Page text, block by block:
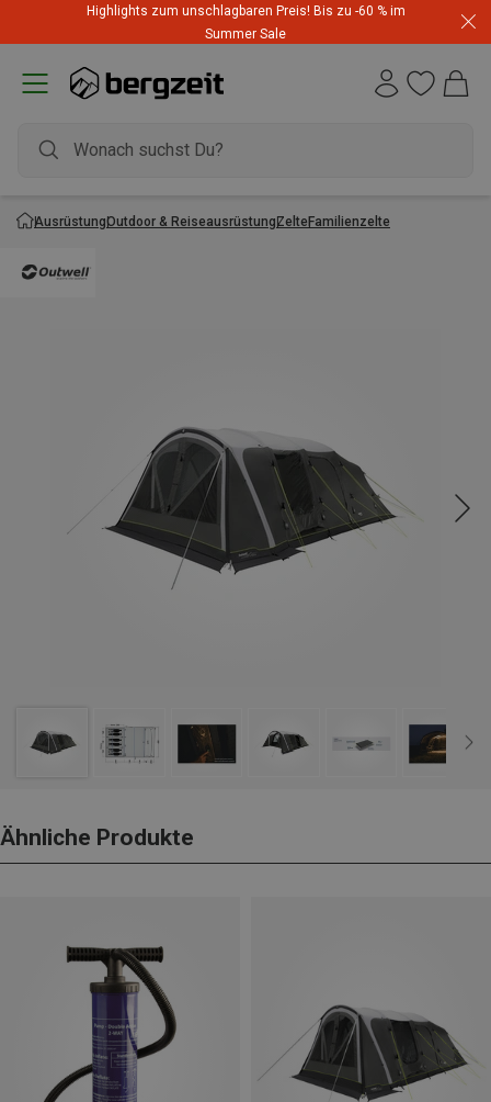
Highlights zum unschlagbaren Preis! Bis zu -60 % im
Summer Sale
AusrüstungOutdoor & ReiseausrüstungZelteFamilienzelte
Ähnliche Produkte